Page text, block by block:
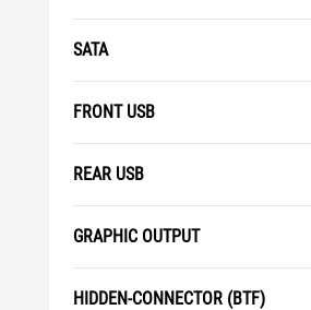
SATA
FRONT USB
REAR USB
GRAPHIC OUTPUT
HIDDEN-CONNECTOR (BTF)